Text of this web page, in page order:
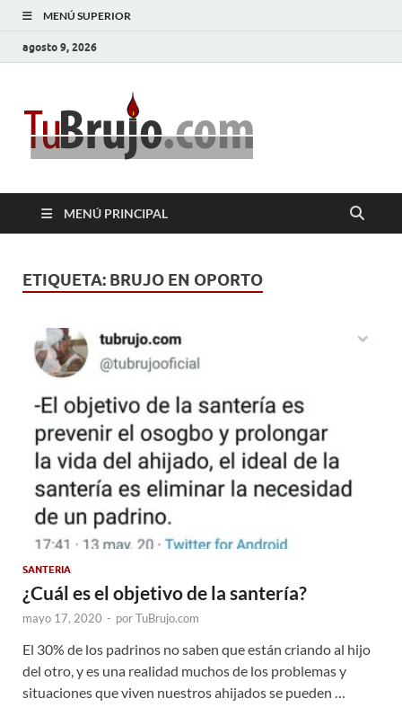
MENÚ SUPERIOR
agosto 9, 2026
MENÚ PRINCIPAL
ETIQUETA: BRUJO EN OPORTO
SANTERIA
¿Cuál es el objetivo de la santería?
mayo 17, 2020 - porTuBrujo.com
El 30% de los padrinos no saben que están criando al hijo
del otro, y es una realidad muchos de los problemas y
situaciones que viven nuestros ahijados se pueden …